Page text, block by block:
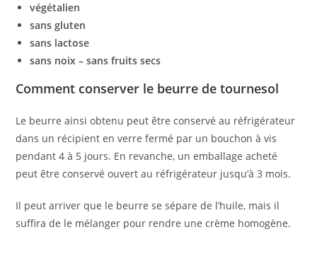
végétalien
sans gluten
sans lactose
sans noix – sans fruits secs
Comment conserver le beurre de tournesol
Le beurre ainsi obtenu peut être conservé au réfrigérateur
dans un récipient en verre fermé par un bouchon à vis
pendant 4 à 5 jours. En revanche, un emballage acheté
peut être conservé ouvert au réfrigérateur jusqu’à 3 mois.
Il peut arriver que le beurre se sépare de l’huile, mais il
suffira de le mélanger pour rendre une crème homogène.